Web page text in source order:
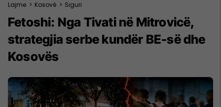
Lajme > Kosovë > Siguri
Fetoshi: Nga Tivati në Mitrovicë,
strategjia serbe kundër BE-së dhe
Kosovës